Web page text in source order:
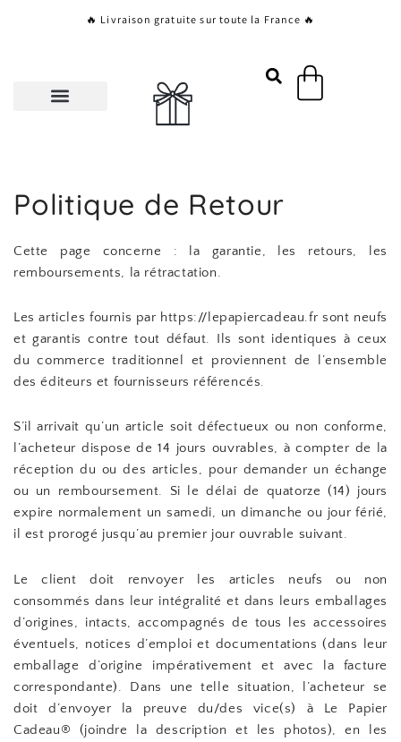
🔥 Livraison gratuite sur toute la France 🔥
Panier
Politique de Retour
Cette page concerne : la garantie, les retours, les
remboursements, la rétractation.
Les articles fournis par https://lepapiercadeau.fr sont neufs
et garantis contre tout défaut. Ils sont identiques à ceux
du commerce traditionnel et proviennent de l’ensemble
des éditeurs et fournisseurs référencés.
S’il arrivait qu’un article soit défectueux ou non conforme,
l’acheteur dispose de 14 jours ouvrables, à compter de la
réception du ou des articles, pour demander un échange
ou un remboursement. Si le délai de quatorze (14) jours
expire normalement un samedi, un dimanche ou jour férié,
il est prorogé jusqu’au premier jour ouvrable suivant.
Le client doit renvoyer les articles neufs ou non
consommés dans leur intégralité et dans leurs emballages
d’origines, intacts, accompagnés de tous les accessoires
éventuels, notices d’emploi et documentations (dans leur
emballage d’origine impérativement et avec la facture
correspondante). Dans une telle situation, l’acheteur se
doit d’envoyer la preuve du/des vice(s) à Le Papier
Cadeau® (joindre la description et les photos), en les